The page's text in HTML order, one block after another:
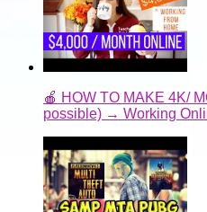
🍎 HOW TO MAKE 4K/
possible) → Working